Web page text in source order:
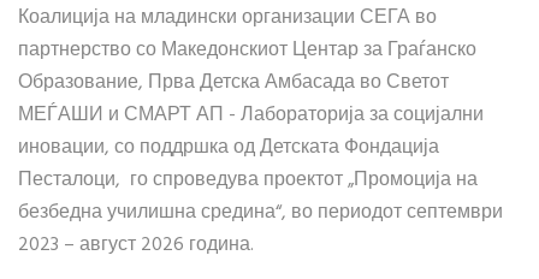
Коалиција на младински организации СЕГА во
партнерство со Македонскиот Центар за Граѓанско
Образование, Прва Детска Амбасада во Светот
МЕЃАШИ и СМАРТ АП - Лабораторија за социјални
иновации, со поддршка од Детската Фондација
Песталоци, го спроведува проектот „Промоција на
безбедна училишна средина“, во периодот септември
2023 – август 2026 година.